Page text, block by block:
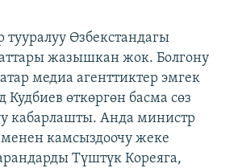
тууралуу Өзбекстандагы
жазышкан жок. Болгону
медиа агенттиктер эмгек
өткөргөн басма сөз
кабарлашты. Анда министр
камсыздоочу жеке
Түштүк Кореяга,